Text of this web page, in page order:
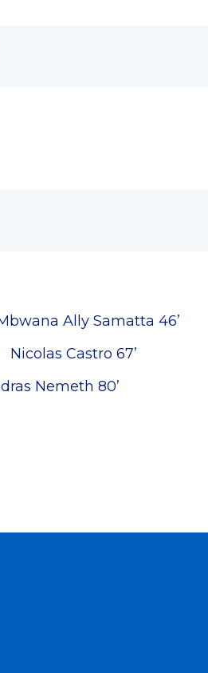
Ally Samatta 46’
Nicolas Castro 67’
Nemeth 80’